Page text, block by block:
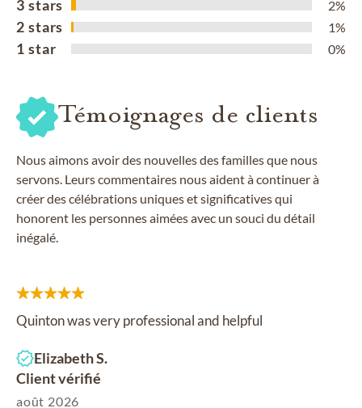
3 stars 2%
2 stars 1%
1 star 0%
Témoignages de clients
Nous aimons avoir des nouvelles des familles que nous
servons. Leurs commentaires nous aident à continuer à
créer des célébrations uniques et significatives qui
honorent les personnes aimées avec un souci du détail
inégalé.
Quinton was very professional and helpful
Elizabeth S.
Client vérifié
août 2026